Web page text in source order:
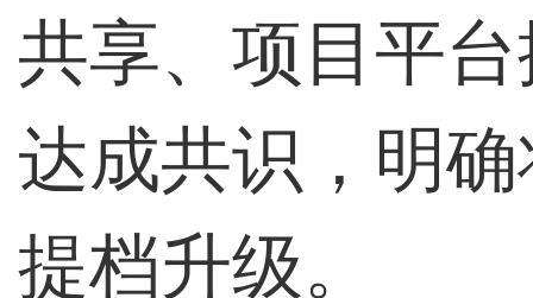
共享、项目平
达成共识，明
提档升级。